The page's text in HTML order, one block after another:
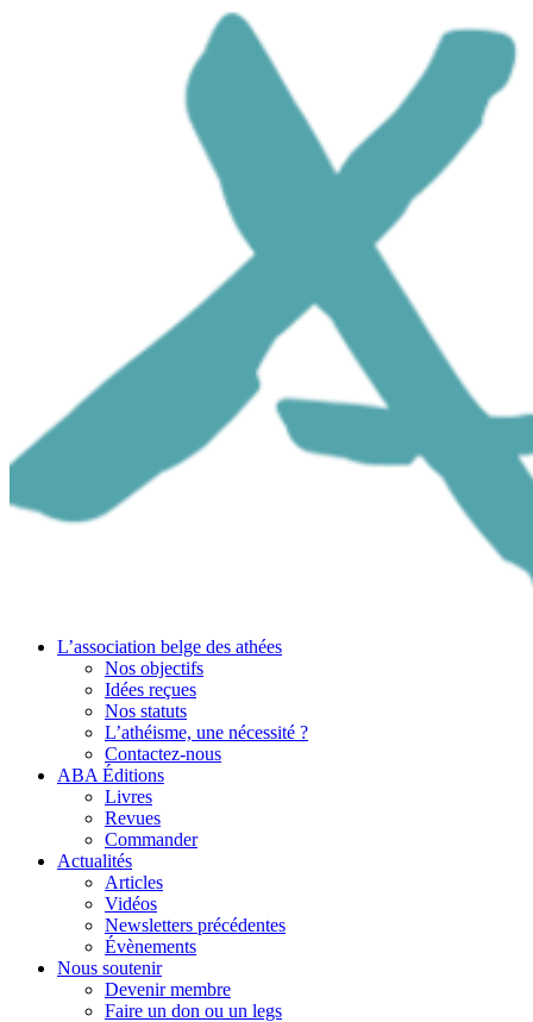
L’association belge des athées
Nos objectifs
Idées reçues
Nos statuts
L’athéisme, une nécessité ?
Contactez-nous
ABA Éditions
Livres
Revues
Commander
Actualités
Articles
Vidéos
Newsletters précédentes
Évènements
Nous soutenir
Devenir membre
Faire un don ou un legs